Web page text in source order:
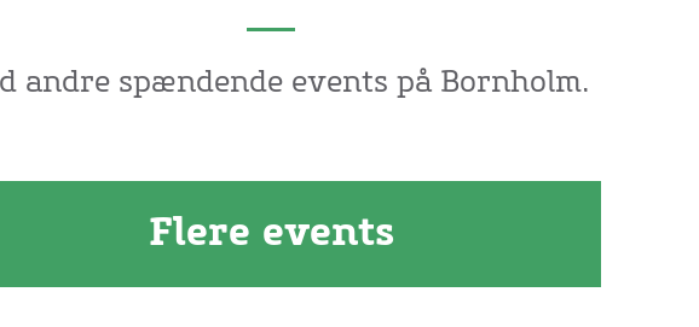
andre spændende events på Bornholm.
Flere events